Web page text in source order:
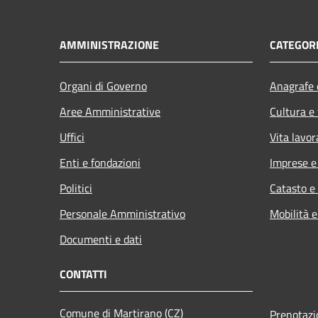
AMMINISTRAZIONE
Organi di Governo
Aree Amministrative
Uffici
Enti e fondazioni
Politici
Personale Amministrativo
Documenti e dati
Cultura
Vita
Imprese
Catasto
Mobilità
CONTATTI
Comune di Martirano (CZ)